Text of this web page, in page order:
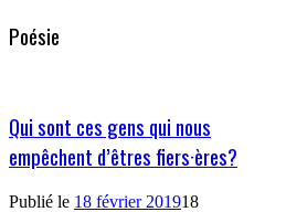
Poésie
Qui sont ces gens qui nous
empêchent d’êtres fiers·ères?
Publié le 18 février 201918